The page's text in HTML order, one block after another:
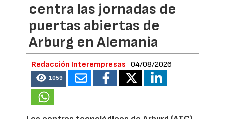
centra las jornadas de
puertas abiertas de
Arburg en Alemania
Redacción Interempresas 04/08/2026
1059